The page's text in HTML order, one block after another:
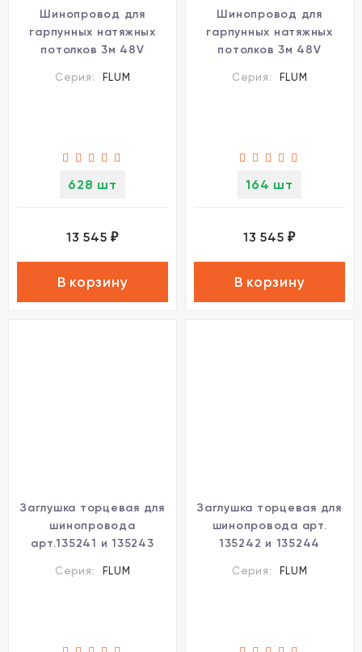
Шинопровод для
гарпунных натяжных
потолков 3м 48V
Серия: FLUM
628 шт
13 545₽
В корзину
Шинопровод для
гарпунных натяжных
потолков 3м 48V
Серия: FLUM
164 шт
13 545₽
В корзину
Заглушка торцевая для
шинопровода
арт.135241 и 135243
Серия: FLUM
Заглушка торцевая для
шинопровода арт.
135242 и 135244
Серия: FLUM